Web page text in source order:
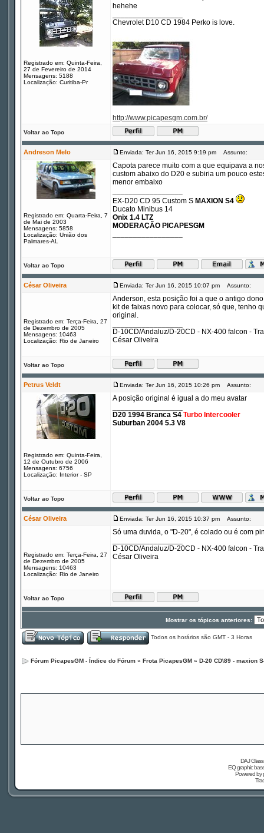
Registrado em: Quinta-Feira,
27 de Fevereiro de 2014
Mensagens: 5188
Localização: Curitiba-Pr
hehehe
Chevrolet D10 CD 1984 Perko is love.
http://www.picapesgm.com.br/
Voltar ao Topo
Andreson Melo Enviada: Ter Jun 16, 2015 9:19 pm Assunto:
Registrado em: Quarta-Feira, 7
de Mai de 2003
Mensagens: 5858
Localização: União dos
Palmares-AL
Capota parece muito com a que equipava a
custom abaixo do D20 e subiria um pouco
menor embaixo
EX-D20 CD 95 Custom S MAXION S4
Ducato Minibus 14
Onix 1.4 LTZ
MODERAÇÃO PICAPESGM
Voltar ao Topo
César Oliveira Enviada: Ter Jun 16, 2015 10:07 pm Assunto:
Registrado em: Terça-Feira, 27
de Dezembro de 2005
Mensagens: 10463
Localização: Rio de Janeiro
Anderson, esta posição foi a que o antigo
kit de faixas novo para colocar, só que, tenho
original.
D-10CD/Andaluz/D-20CD - NX-400 falcon -
César Oliveira
Voltar ao Topo
Petrus Veldt Enviada: Ter Jun 16, 2015 10:26 pm Assunto:
Registrado em: Quinta-Feira,
12 de Outubro de 2006
Mensagens: 6756
Localização: Interior - SP
A posição original é igual a do meu avatar
D20 1994 Branca S4 Turbo Intercooler
Suburban 2004 5.3 V8
Voltar ao Topo
César Oliveira Enviada: Ter Jun 16, 2015 10:37 pm Assunto:
Registrado em: Terça-Feira, 27
de Dezembro de 2005
Mensagens: 10463
Localização: Rio de Janeiro
Só uma duvida, o "D-20", é colado ou é com
D-10CD/Andaluz/D-20CD - NX-400 falcon -
César Oliveira
Voltar ao Topo
Mostrar os tópicos anteriores:
Todos os horários são GMT - 3 Horas
Fórum PicapesGM - Índice do Fórum » Frota PicapesGM » D-20 CD\89 - maxion
DAJ
EQ graphic
Powered by